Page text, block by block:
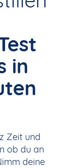
in
Zeit und
ob du an
deine